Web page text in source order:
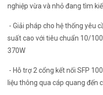
nghiệp vừa và nhỏ đang tìm
- Giải pháp cho hệ thống yêu
suất cao với tiêu chuẩn 10/
370W
- Hỗ trợ 2 cổng kết nối SFP
liệu thông qua cáp quang đến